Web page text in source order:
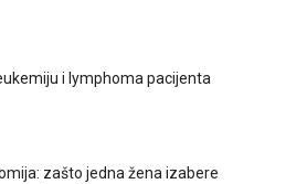
i lymphoma pacijenta
zašto jedna žena izabere